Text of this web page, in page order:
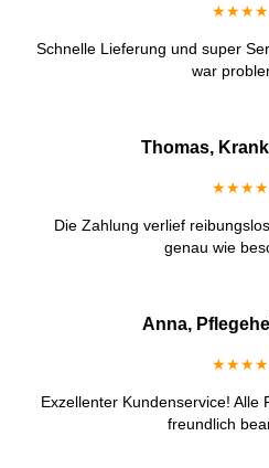
Schnelle Lieferung und super
war
Thomas,
Die Zahlung verlief
genau wie
Anna,
Exzellenter Kundenservice! Alle
freundlich